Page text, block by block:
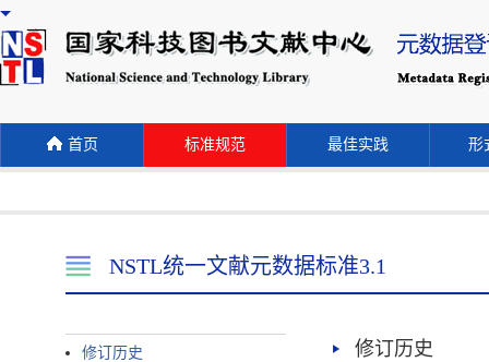
首页 标准规范 最佳实践 形
NSTL统一文献元数据标准3.1
修订历史 修订历史